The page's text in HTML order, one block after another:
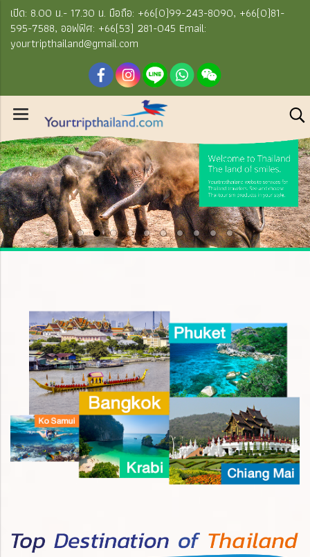
เปิด: 8.00 น.- 17.30 น. มือถือ: +66(0)99-243-8090, +66(0)81-
595-7588, ออฟฟิศ: +66(53) 281-045 Email:
yourtripthailand@gmail.com